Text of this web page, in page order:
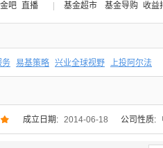
吧 直播
基金超市
基金导购 收益
务 易基策略 兴业全球视野 上投阿尔法
 成立日期: 2014-06-18 公司性质: